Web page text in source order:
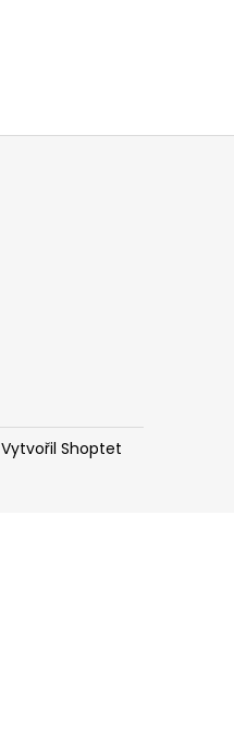
Vytvořil Shoptet